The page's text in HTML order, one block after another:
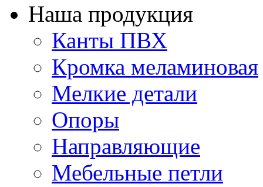
Наша продукция
Канты ПВХ
Кромка меламиновая
Мелкие детали
Опоры
Направляющие
Мебельные петли